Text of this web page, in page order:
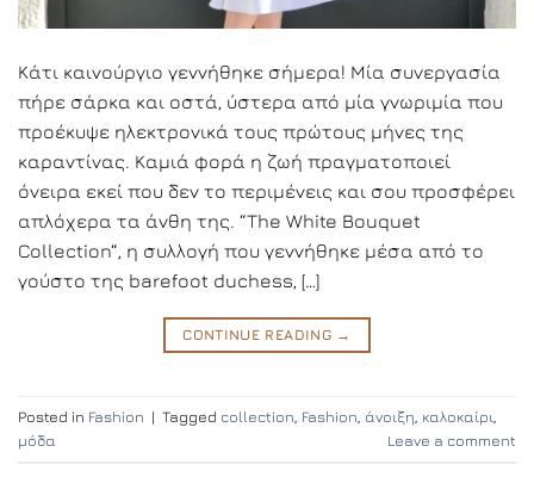
Κάτι καινούργιο γεννήθηκε σήμερα! Μία συνεργασία
πήρε σάρκα και οστά, ύστερα από μία γνωριμία που
προέκυψε ηλεκτρονικά τους πρώτους μήνες της
καραντίνας. Καμιά φορά η ζωή πραγματοποιεί
όνειρα εκεί που δεν το περιμένεις και σου προσφέρει
απλόχερα τα άνθη της. “The White Bouquet
Collection“, η συλλογή που γεννήθηκε μέσα από το
γούστο της barefoot duchess, […]
CONTINUE READING →
Posted in Fashion | Tagged collection Fashion άνοιξη καλοκαίρι
μόδα
Leave a comment